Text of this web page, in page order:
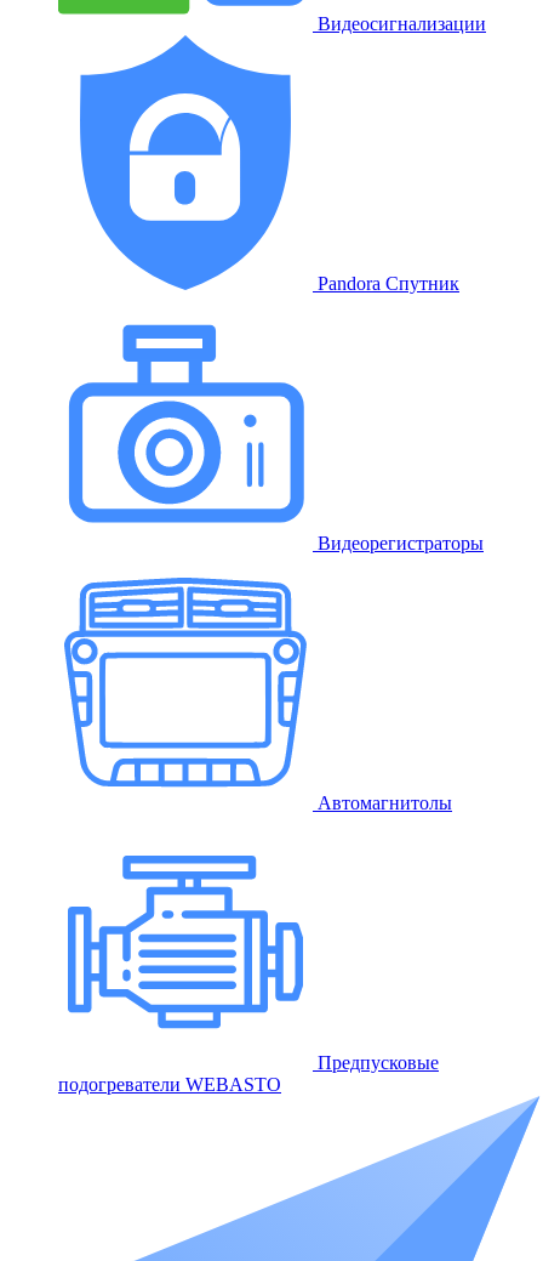
Видеосигнализации
Pandora Спутник
Видеорегистраторы
Автомагнитолы
Предпусковые
подогреватели WEBASTO